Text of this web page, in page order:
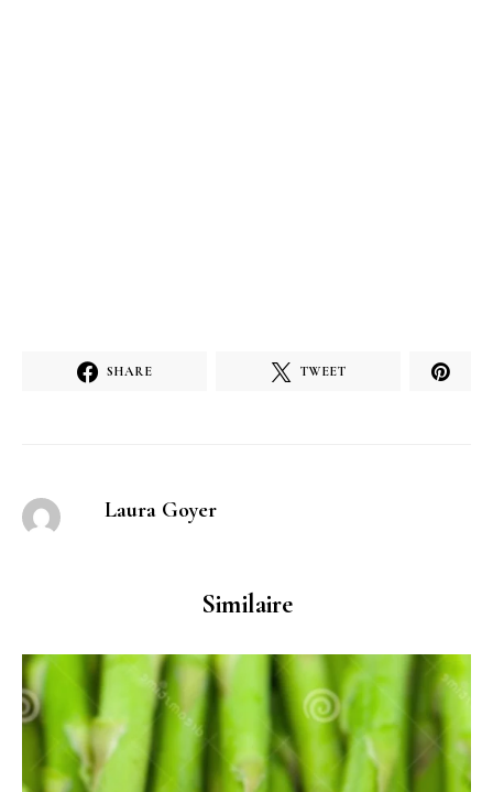
SHARE TWEET
Laura Goyer
Similaire